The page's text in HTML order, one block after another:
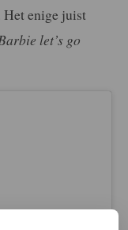
Het enige juist
let’s go